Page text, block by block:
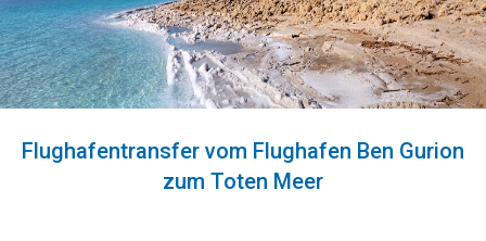
Flughafentransfer vom Flughafen Ben Gurion
zum Toten Meer